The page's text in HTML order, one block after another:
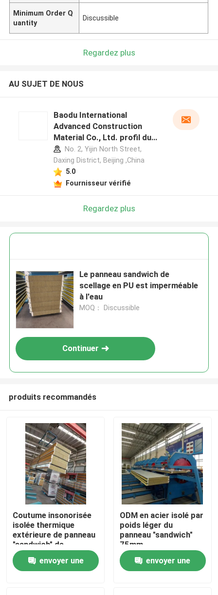
Maison
Produits
Minimum Order Q
uantity
Discussible
Regardez plus
AU SUJET DE NOUS
Baodu International
Advanced Construction
Material Co., Ltd. profil du
fabricant
No. 2, Yijin North Street,
Daxing District, Beijing ,China
5.0
Fournisseur vérifié
Regardez plus
Le panneau sandwich de
scellage en PU est imperméable
à l'eau
MOQ： Discussible
Continuer
produits recommandés
Coutume insonorisée
isolée thermique
extérieure de panneau
"sandwich" de
Rockwool
envoyer une
ODM en acier isolé par
poids léger du
panneau "sandwich"
75mm
envoyer une